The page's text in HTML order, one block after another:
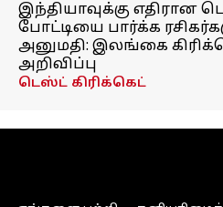
இந்தியாவுக்கு எதிரான
போட்டியை பார்க்க
அனுமதி: இலங்கை
அறிவிப்பு
டெஸ்ட் கிரிக்கெட்